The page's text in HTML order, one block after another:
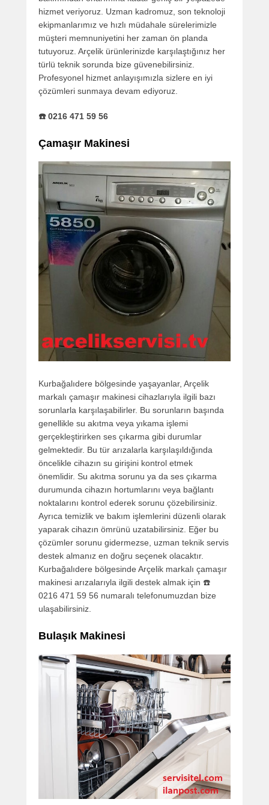
hizmet veriyoruz. Uzman kadromuz, son teknoloji
ekipmanlarımız ve hızlı müdahale sürelerimizle
müşteri memnuniyetini her zaman ön planda
tutuyoruz. Arçelik ürünlerinizde karşılaştığınız her
türlü teknik sorunda bize güvenebilirsiniz.
Profesyonel hizmet anlayışımızla sizlere en iyi
çözümleri sunmaya devam ediyoruz.
☎️ 0216 471 59 56
Çamaşır Makinesi
Kurbağalıdere bölgesinde yaşayanlar, Arçelik
markalı çamaşır makinesi cihazlarıyla ilgili bazı
sorunlarla karşılaşabilirler. Bu sorunların başında
genellikle su akıtma veya yıkama işlemi
gerçekleştirirken ses çıkarma gibi durumlar
gelmektedir. Bu tür arızalarla karşılaşıldığında
öncelikle cihazın su girişini kontrol etmek
önemlidir. Su akıtma sorunu ya da ses çıkarma
durumunda cihazın hortumlarını veya bağlantı
noktalarını kontrol ederek sorunu çözebilirsiniz.
Ayrıca temizlik ve bakım işlemlerini düzenli olarak
yaparak cihazın ömrünü uzatabilirsiniz. Eğer bu
çözümler sorunu gidermezse, uzman teknik servis
destek almanız en doğru seçenek olacaktır.
Kurbağalıdere bölgesinde Arçelik markalı çamaşır
makinesi arızalarıyla ilgili destek almak için ☎️
0216 471 59 56 numaralı telefonumuzdan bize
ulaşabilirsiniz.
Bulaşık Makinesi